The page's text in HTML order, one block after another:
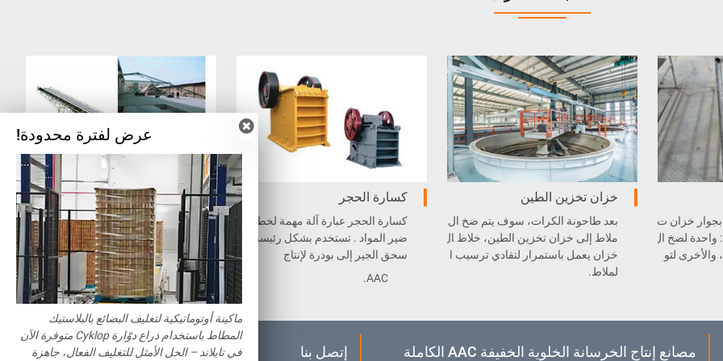
خزان ت
واحدة لضخ ال
لتو
خزان تخزين الطين
بعد طاحونة الكرات، سوف يتم ضخ ال
ملاط إلى خزان تخزين الطين، خلاط ال
خزان يعمل باستمرار لتفادي ترسيب ا
لملاط.
كسارة الحجر
كسارة الحجر عبارة آلة مهمة لخط تح
ضير المواد . تستخدم بشكل رئيسي ل
سحق الجير إلى بودرة لإنتاج
.AAC
ناقل الحزام
ناقل الحزام ، تماماً مثل ناقل السطل،
عبارة عن آلة نقل مواد مهمة جداًُ لخط
إنتاج بلوك/ لوح الخرسانة المسامية ال
معقمة . ناقل الحزام الذي لدينا يتميز ب
قدرة نقل كبيرة ، هيكل بسيط، صيانة ب
سيطة، و مكونات قياسية .
مصانع إنتاج الخرسانة الخلوية الخفيفة AAC الكاملة إتصل بنا
عرض لفترة محدودة!
ماكينة أوتوماتيكية لتغليف البضائع بالبلاستيك
المطاط باستخدام ذراع دوّارة Cyklop متوفرة الآن
في تايلاند – الحل الأمثل للتغليف الفعال، جاهزة